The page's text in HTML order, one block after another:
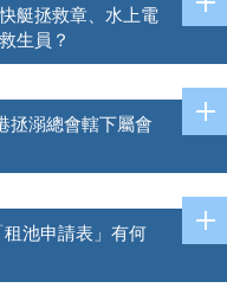
艇拯救章、水上電
生員？
拯溺總會轄下屬會
池申請表」有何